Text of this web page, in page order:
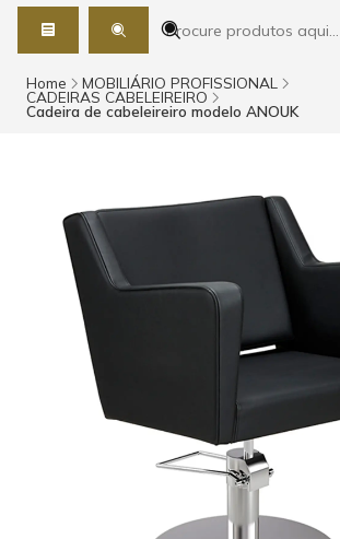
Home MOBILIÁRIO PROFISSIONAL
CADEIRAS CABELEIREIRO
Cadeira de cabeleireiro modelo ANOUK